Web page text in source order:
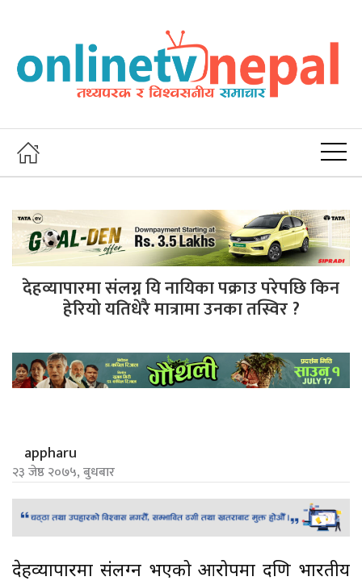
देहव्यापारमा संलग्न यि नायिका पक्राउ परेपछि किन
हेरियो यतिधेरै मात्रामा उनका तस्विर ?
appharu
२३ जेष्ठ २०७५, बुधबार
देहव्यापारमा संलग्न भएको आरोपमा दक्षिण भारतीय